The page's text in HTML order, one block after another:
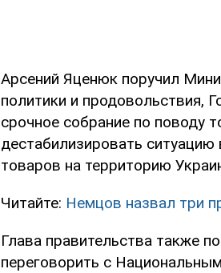
Арсений Яценюк поручил
политики и продовольствия,
срочное собрание по поводу
дестабилизировать
товаров на территорию
Читайте: Немцов назвал три
Глава правительства также
переговорить с